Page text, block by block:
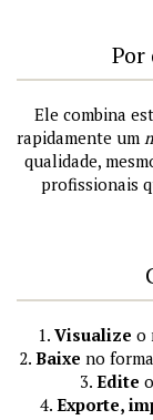
Por
Ele combina
rapidamente um
qualidade,
profissionais
1. Visualize o
2. Baixe no
3. Edite
4. Exporte,